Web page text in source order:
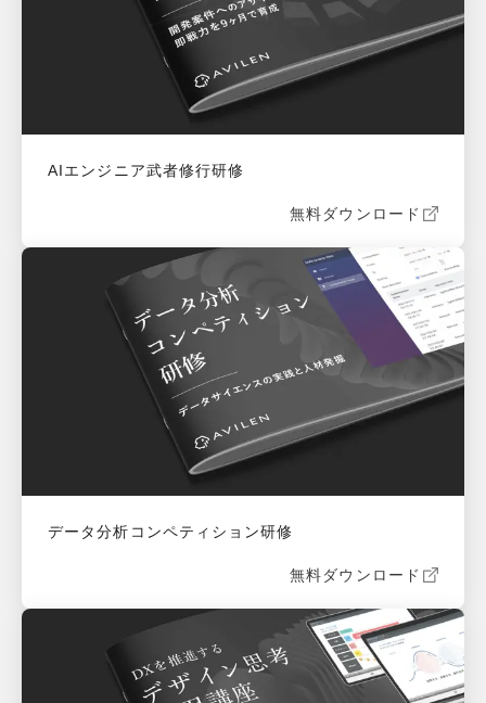
AIエンジニア武者修行研修
無料ダウンロード
データ分析コンペティション研修
無料ダウンロード